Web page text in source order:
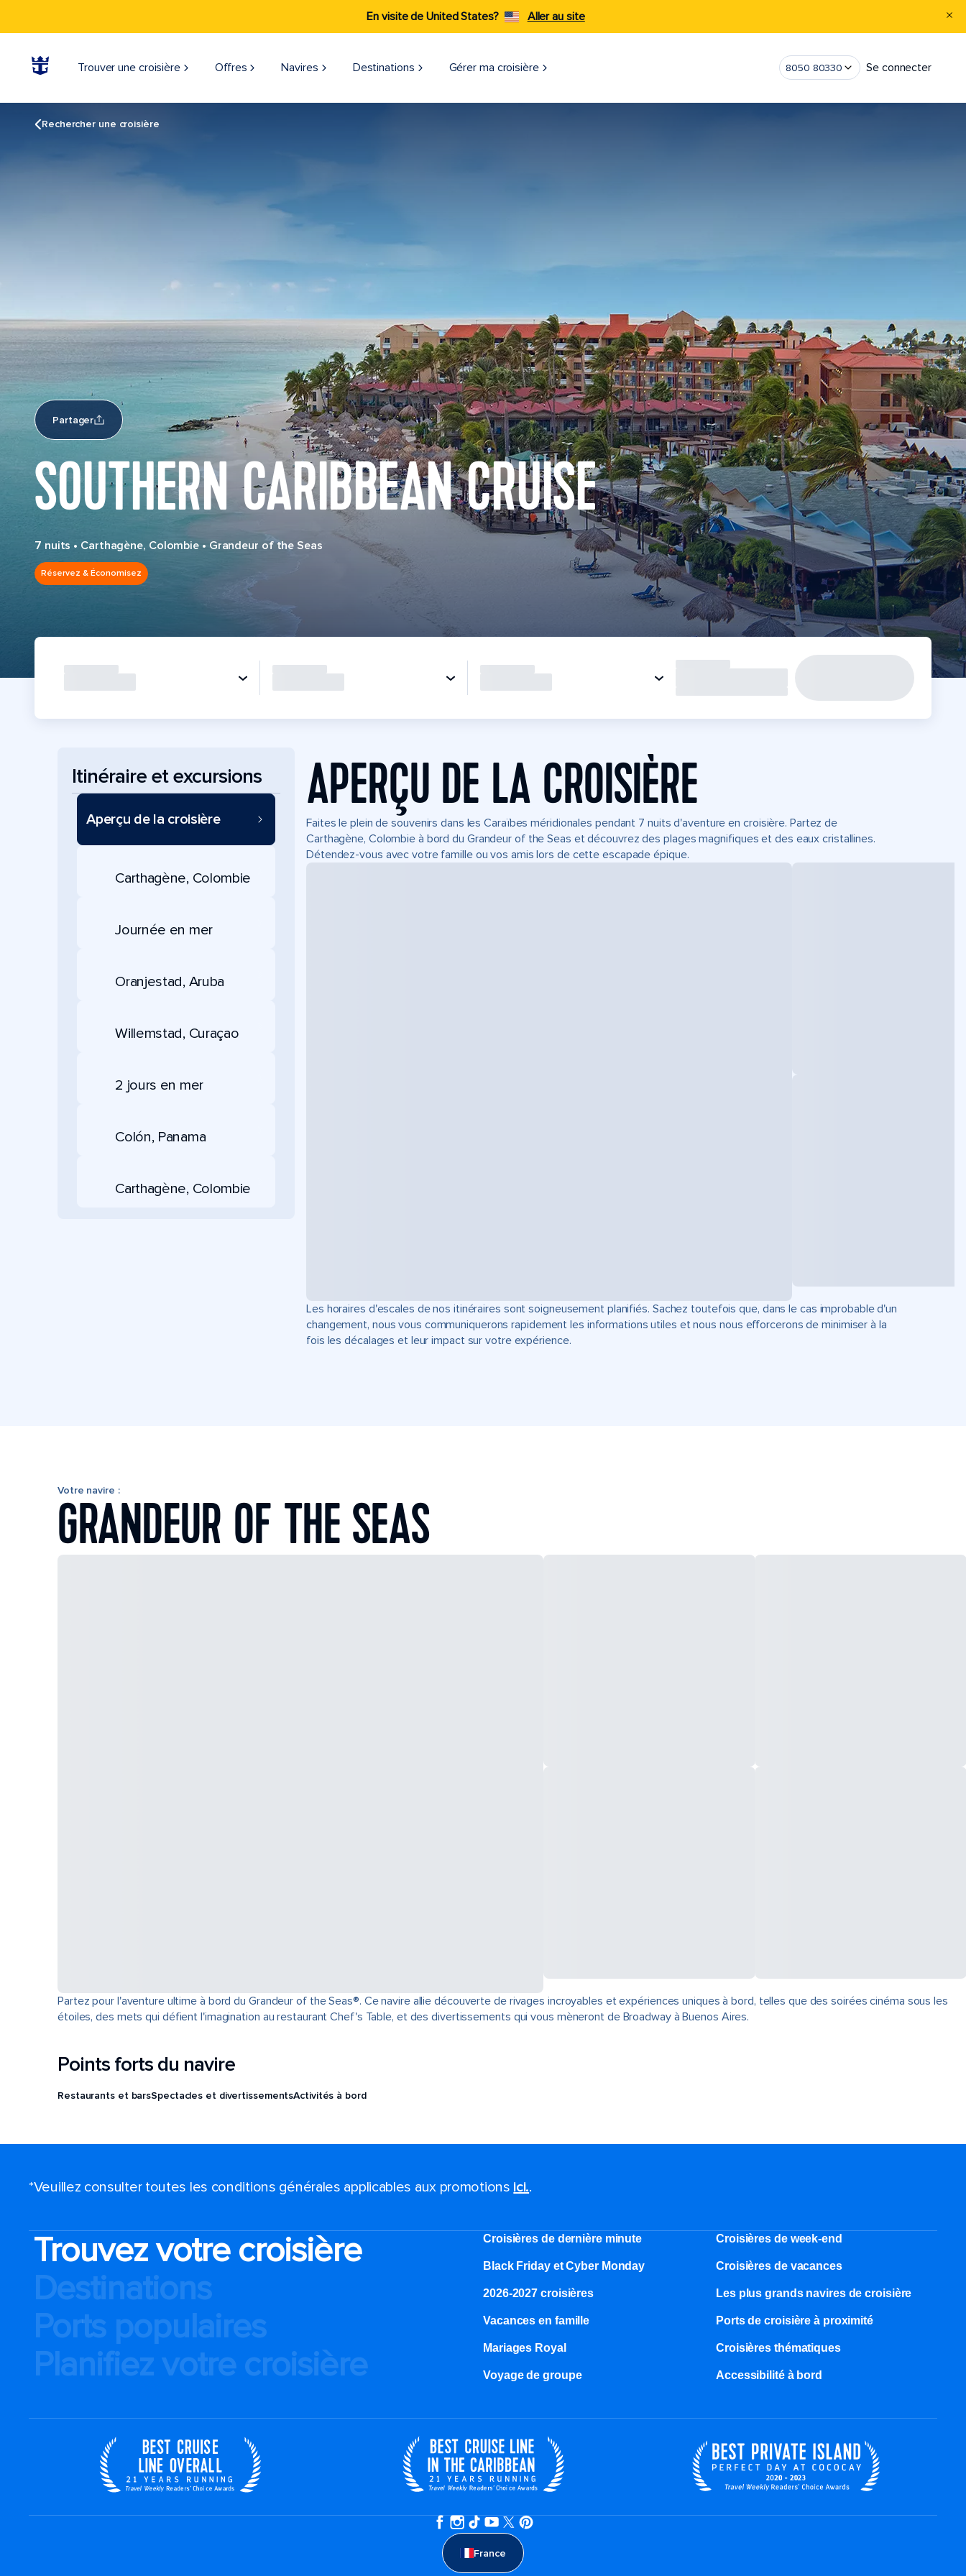
En visite de United States? Aller au site
Trouver une croisière Offres Navires Destinations Gérer ma croisière 8050 80330 Se connecter
Rechercher une croisière
Partager
SOUTHERN CARIBBEAN CRUISE
7 nuits • Carthagène, Colombie • Grandeur of the Seas
Réservez & Économisez
Itinéraire et excursions
Aperçu de la croisière
Carthagène, Colombie
Journée en mer
Oranjestad, Aruba
Willemstad, Curaçao
2 jours en mer
Colón, Panama
Carthagène, Colombie
APERÇU DE LA CROISIÈRE
Faites le plein de souvenirs dans les Caraïbes méridionales pendant 7 nuits d'aventure en croisière. Partez de
Carthagène, Colombie à bord du Grandeur of the Seas et découvrez des plages magnifiques et des eaux cristallines.
Détendez-vous avec votre famille ou vos amis lors de cette escapade épique.
Les horaires d'escales de nos itinéraires sont soigneusement planifiés. Sachez toutefois que, dans le cas improbable d'un
changement, nous vous communiquerons rapidement les informations utiles et nous nous efforcerons de minimiser à la
fois les décalages et leur impact sur votre expérience.
Votre navire :
GRANDEUR OF THE SEAS
Partez pour l'aventure ultime à bord du Grandeur of the Seas®. Ce navire allie découverte de rivages incroyables et expériences uniques à bord, telles que des soirées cinéma sous les
étoiles, des mets qui défient l'imagination au restaurant Chef's Table, et des divertissements qui vous mèneront de Broadway à Buenos Aires.
Points forts du navire
Restaurants et barsSpectacles et divertissementsActivités à bord
*Veuillez consulter toutes les conditions générales applicables aux promotions ici..
Trouvez votre croisière
Destinations
Ports populaires
Planifiez votre croisière
Croisières de dernière minute Croisières de week-end
Black Friday et Cyber Monday Croisières de vacances
2026-2027 croisières Les plus grands navires de croisière
Vacances en famille Ports de croisière à proximité
Mariages Royal Croisières thématiques
Voyage de groupe​ Accessibilité à bord​
France